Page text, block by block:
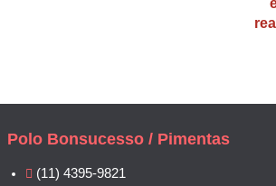
Polo Bonsucesso / Pimentas
(11) 4395-9821